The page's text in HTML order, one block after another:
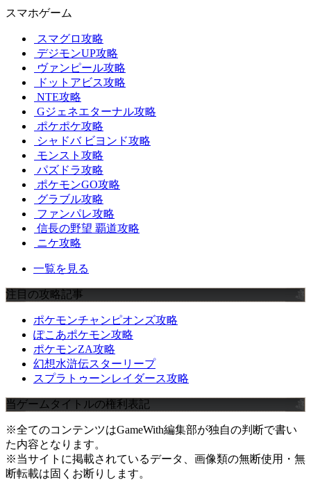
スマホゲーム
スマグロ攻略
デジモンUP攻略
ヴァンピール攻略
ドットアビス攻略
NTE攻略
Gジェネエターナル攻略
ポケポケ攻略
シャドバ ビヨンド攻略
モンスト攻略
パズドラ攻略
ポケモンGO攻略
グラブル攻略
ファンパレ攻略
信長の野望 覇道攻略
ニケ攻略
一覧を見る
注目の攻略記事
ポケモンチャンピオンズ攻略
ぽこあポケモン攻略
ポケモンZA攻略
幻想水滸伝スターリープ
スプラトゥーンレイダース攻略
当ゲームタイトルの権利表記
※全てのコンテンツはGameWith編集部が独自の判断で書い
た内容となります。
※当サイトに掲載されているデータ、画像類の無断使用・無
断転載は固くお断りします。